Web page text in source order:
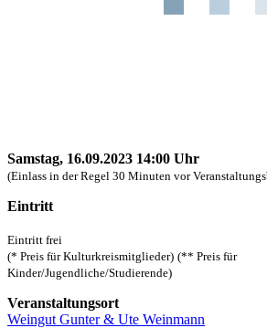
Samstag, 16.09.2023 14:00 Uhr
(Einlass in der Regel 30 Minuten vor
Eintritt
Eintritt frei
(* Preis für Kulturkreismitglieder) (** Preis für
Kinder/Jugendliche/Studierende)
Veranstaltungsort
Weingut Gunter & Ute Weinmann